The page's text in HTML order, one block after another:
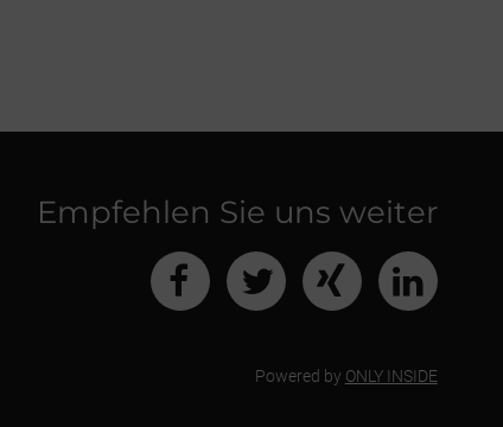
Empfehlen Sie uns weiter
Powered by ONLY INSIDE